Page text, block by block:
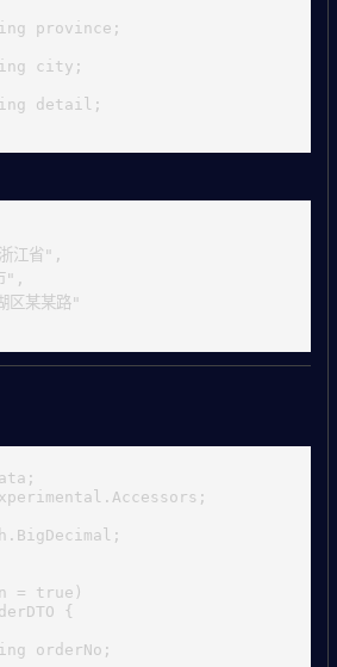
province;
city;
detail;
江省",
",
某某路"
= true)
{
orderNo;